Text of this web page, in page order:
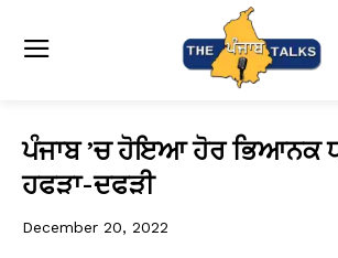
ਪੰਜਾਬ ’ਚ ਹੋਇਆ ਹੋਰ ਭਿਆਨਕ
ਹਫੜਾ-ਦਫੜੀ
December 20, 2022